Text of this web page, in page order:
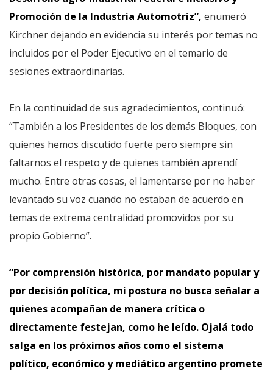
Promoción de la Industria Automotriz”, enumeró
Kirchner dejando en evidencia su interés por temas no
incluidos por el Poder Ejecutivo en el temario de
sesiones extraordinarias.
En la continuidad de sus agradecimientos, continuó:
“También a los Presidentes de los demás Bloques, con
quienes hemos discutido fuerte pero siempre sin
faltarnos el respeto y de quienes también aprendí
mucho. Entre otras cosas, el lamentarse por no haber
levantado su voz cuando no estaban de acuerdo en
temas de extrema centralidad promovidos por su
propio Gobierno”.
“Por comprensión histórica, por mandato popular y
por decisión política, mi postura no busca señalar a
quienes acompañan de manera crítica o
directamente festejan, como he leído. Ojalá todo
salga en los próximos años como el sistema
político, económico y mediático argentino promete